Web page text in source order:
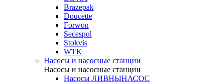
Brazepak
Doucette
Forwon
Secespol
Stokvis
WTK
Насосы и насосные станции
Насосы и насосные станции
Насосы ЛИВНЫНАСОС